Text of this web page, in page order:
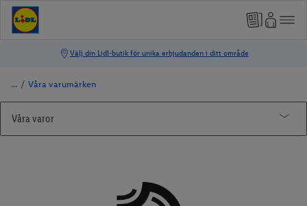
/ Våra varumärken
Våra varor
Matriket Äppelodlare